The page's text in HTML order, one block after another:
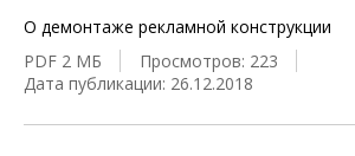
О демонтаже рекламной конструкции
PDF 2 МБ
Просмотров: 223
Дата публикации: 26.12.2018